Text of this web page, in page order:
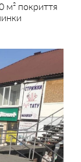
м² покриття